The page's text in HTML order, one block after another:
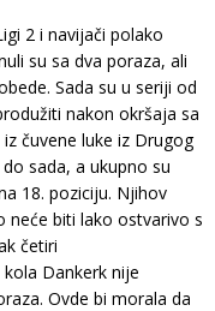
2 i navijači polako
su sa dva poraza, ali
Sada su u seriji od
nakon okršaja sa
čuvene luke iz Drugog
sada, a ukupno su
18. poziciju. Njihov
neće biti lako ostvarivo s
četiri
Dankerk nije
Ovde bi morala da